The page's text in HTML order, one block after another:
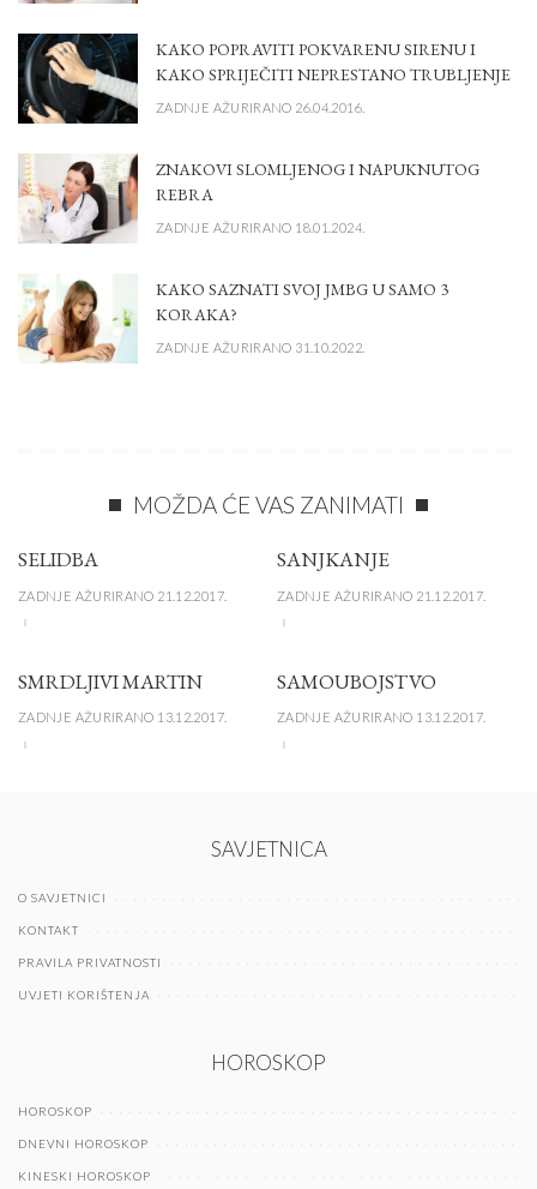
KAKO POPRAVITI POKVARENU SIRENU I
KAKO SPRIJEČITI NEPRESTANO TRUBLJENJE
ZADNJE AŽURIRANO 26.04.2016.
ZNAKOVI SLOMLJENOG I NAPUKNUTOG
REBRA
ZADNJE AŽURIRANO 18.01.2024.
KAKO SAZNATI SVOJ JMBG U SAMO 3
KORAKA?
ZADNJE AŽURIRANO 31.10.2022.
MOŽDA ĆE VAS ZANIMATI
SELIDBA
ZADNJE AŽURIRANO 21.12.2017.
SANJKANJE
ZADNJE AŽURIRANO 21.12.2017.
SMRDLJIVI MARTIN
ZADNJE AŽURIRANO 13.12.2017.
SAMOUBOJSTVO
ZADNJE AŽURIRANO 13.12.2017.
SAVJETNICA
O SAVJETNICI
KONTAKT
PRAVILA PRIVATNOSTI
UVJETI KORIŠTENJA
HOROSKOP
HOROSKOP
DNEVNI HOROSKOP
KINESKI HOROSKOP